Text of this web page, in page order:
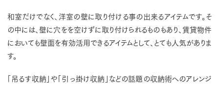
和室だけでなく、洋室の壁に取り付ける事の出来るアイテムです。そ
の中には、壁に穴をを空けずに取り付けられるものもあり、賃貸物件
においても壁面を有効活用できるアイテムとして、とても人気がありま
す。
「吊るす収納」や「引っ掛け収納」などの話題の収納術へのアレンジ